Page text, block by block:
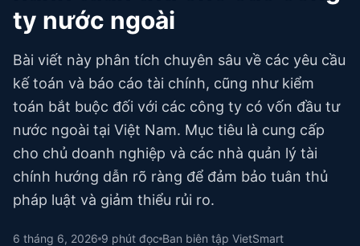
ty nước ngoài
Bài viết này phân tích chuyên sâu về các yêu cầu
kế toán và báo cáo tài chính, cũng như kiểm
toán bắt buộc đối với các công ty có vốn đầu tư
nước ngoài tại Việt Nam. Mục tiêu là cung cấp
cho chủ doanh nghiệp và các nhà quản lý tài
chính hướng dẫn rõ ràng để đảm bảo tuân thủ
pháp luật và giảm thiểu rủi ro.
6 tháng 6, 2026 9 phút đọc Ban biên tập VietSmart